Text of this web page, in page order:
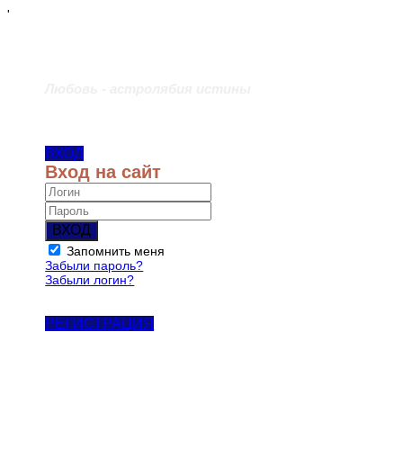
'
ВХОД
Вход на сайт
ВХОД
Запомнить меня
Забыли пароль?
Забыли логин?
РЕГИСТРАЦИЯ